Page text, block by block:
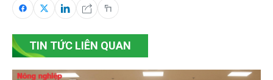
TIN TỨC LIÊN QUAN